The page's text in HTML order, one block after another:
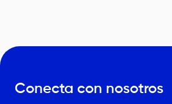
Conecta con nosotros